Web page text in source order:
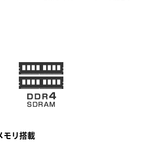
モリ搭載